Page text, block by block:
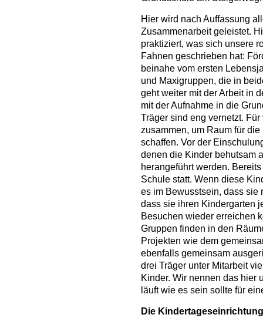
Hier wird nach Auffassung
Zusammenarbeit geleistet.
praktiziert, was sich unsere
Fahnen geschrieben hat:
beinahe vom ersten
und Maxigruppen, die in
geht weiter mit der Arbeit in
mit der Aufnahme in die
Träger sind eng vernetzt.
zusammen, um Raum für
schaffen. Vor der
denen die Kinder behutsam
herangeführt werden.
Schule statt. Wenn diese
es im Bewusstsein, dass sie
dass sie ihren Kindergarten
Besuchen wieder erreichen
Gruppen finden in den
Projekten wie dem
ebenfalls gemeinsam
drei Träger unter Mitarbeit
Kinder. Wir nennen das hier
läuft wie es sein sollte für
Die